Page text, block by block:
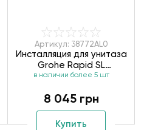
Артикул: 38772AL0
Инсталляция для унитаза
Grohe Rapid SL
38772AL0
в наличии более 5 шт
8 045 грн
Купить